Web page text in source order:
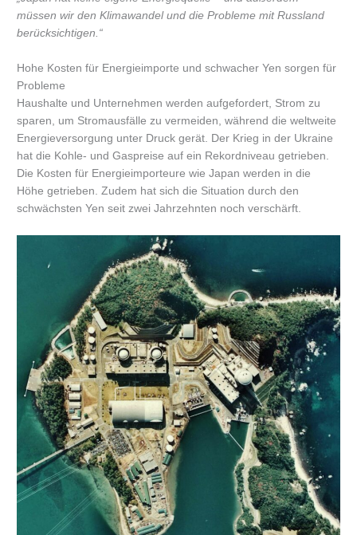
müssen wir den Klimawandel und die Probleme mit Russland
berücksichtigen.“
Hohe Kosten für Energieimporte und schwacher Yen sorgen für
Probleme
Haushalte und Unternehmen werden aufgefordert, Strom zu
sparen, um Stromausfälle zu vermeiden, während die weltweite
Energieversorgung unter Druck gerät. Der Krieg in der Ukraine
hat die Kohle- und Gaspreise auf ein Rekordniveau getrieben.
Die Kosten für Energieimporteure wie Japan werden in die
Höhe getrieben. Zudem hat sich die Situation durch den
schwächsten Yen seit zwei Jahrzehnten noch verschärft.